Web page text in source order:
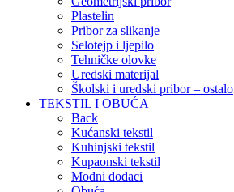
Plastelin
Pribor za slikanje
Selotejp i ljepilo
Tehničke olovke
Uredski materijal
Školski i uredski pribor – ostalo
TEKSTIL I OBUĆA
Back
Kućanski tekstil
Kuhinjski tekstil
Kupaonski tekstil
Modni dodaci